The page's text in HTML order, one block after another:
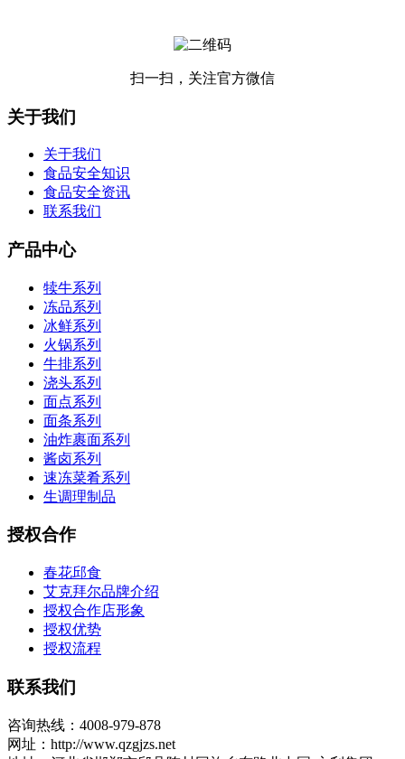
扫一扫，关注官方微信
关于我们
关于我们
食品安全知识
食品安全资讯
联系我们
产品中心
犊牛系列
冻品系列
冰鲜系列
火锅系列
牛排系列
浇头系列
面点系列
面条系列
油炸裹面系列
酱卤系列
速冻菜肴系列
生调理制品
授权合作
春花邱食
艾克拜尔品牌介绍
授权合作店形象
授权优势
授权流程
联系我们
咨询热线：4008-979-878
网址：http://www.qzgjzs.net